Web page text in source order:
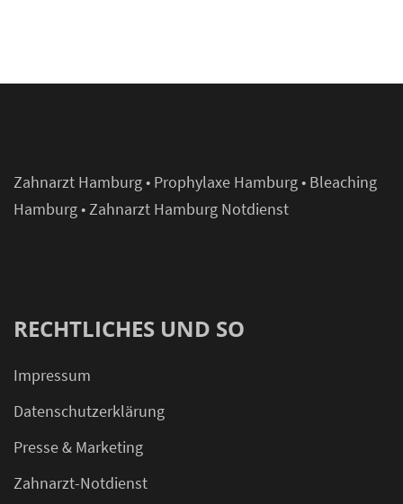
Zahnarzt Hamburg• Prophylaxe Hamburg• Bleaching
Hamburg•Zahnarzt Hamburg Notdienst
RECHTLICHES UND SO
Impressum
Datenschutzerklärung
Presse & Marketing
Zahnarzt-Notdienst